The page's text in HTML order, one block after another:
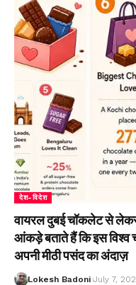
देश-विदेश
वायरल दुबई चॉकलेट से लेकर
आंकड़े बताते हैं कि इस विश्व
अपनी मीठी पसंद का अंदाज़
Lokesh Badoni July 7,